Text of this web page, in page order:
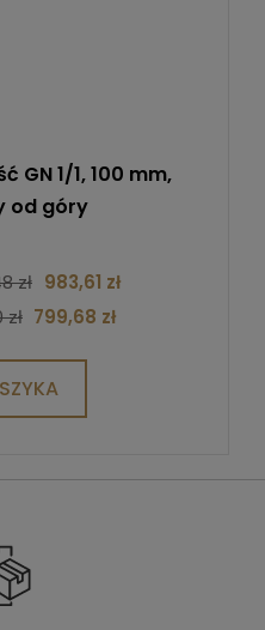
GN 1/1, 100 mm,
od góry
zł 983,61 zł
zł 799,68 zł